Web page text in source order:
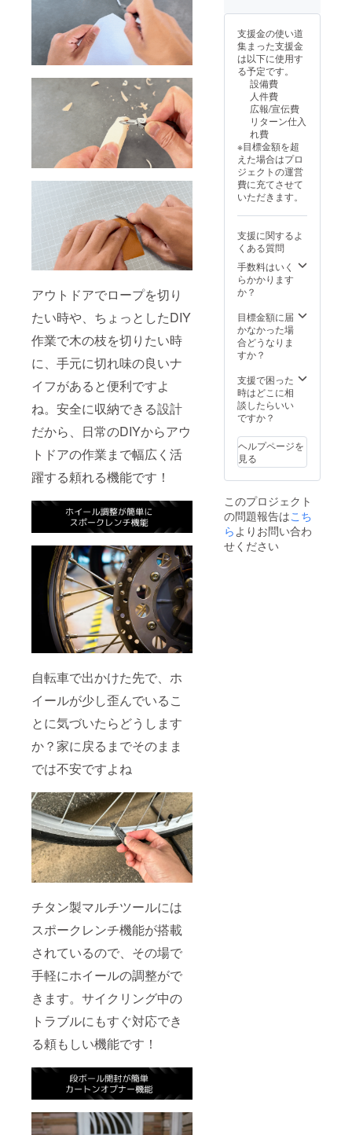
アウトドアでロープを切り
たい時や、ちょっとしたDIY
作業で木の枝を切りたい時
に、手元に切れ味の良いナ
イフがあると便利ですよ
ね。安全に収納できる設計
だから、日常のDIYからアウ
トドアの作業まで幅広く活
躍する頼れる機能です！
自転車で出かけた先で、ホ
イールが少し歪んでいるこ
とに気づいたらどうします
か？家に戻るまでそのまま
では不安ですよね
チタン製マルチツールには
スポークレンチ機能が搭載
されているので、その場で
手軽にホイールの調整がで
きます。サイクリング中の
トラブルにもすぐ対応でき
る頼もしい機能です！
法第1条
第2号に
より禁
止され
ていま
す。 ま
た、18
歳未満
の方は
本プロ
ジェク
トを支
援する
ことは
できま
せん。
より出
が遅れ
る場合
があり
ます。
【注意
書き】
「正当
な理由
物を携
帯する
行為
は、銃
砲刀剣
類所持
法第22
条及び
軽犯罪
法第1条
第2号に
止され
ていま
す。 ま
た、18
の方は
本プロ
ジェク
トを支
ことは
できま
せん。
支援金の使い道
集まった支援金
は以下に使用す
る予定です。
設備費
人件費
広報/宣伝費
リターン仕入
れ費
※目標金額を超
えた場合はプロ
ジェクトの運営
費に充てさせて
いただきます。
支援に関するよ
くある質問
手数料はいく
らかかります
か？
目標金額に届
かなかった場
合どうなりま
すか？
支援で困った
時はどこに相
談したらいい
ですか？
ヘルプページを
見る
このプロジェクト
の問題報告はこち
ら よりお問い合わ
せください